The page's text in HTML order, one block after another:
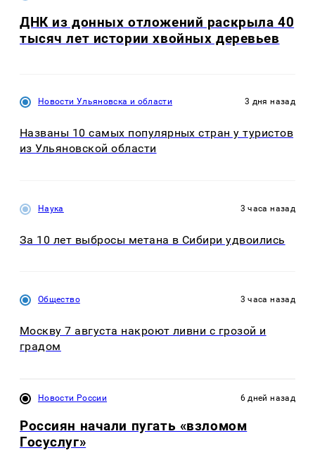
ДНК из донных отложений раскрыла 40
тысяч лет истории хвойных деревьев
Новости Ульяновска и области 3 дня назад
Названы 10 самых популярных стран у туристов
из Ульяновской области
Наука 3 часа назад
За 10 лет выбросы метана в Сибири удвоились
Общество 3 часа назад
Москву 7 августа накроют ливни с грозой и
градом
Новости России 6 дней назад
Россиян начали пугать «взломом
Госуслуг»